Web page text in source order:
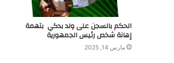
الحكم بالسجن على ولد بدكي بتهمة
إهانة شخص رئيس الجمهورية
مارس 14, 2025